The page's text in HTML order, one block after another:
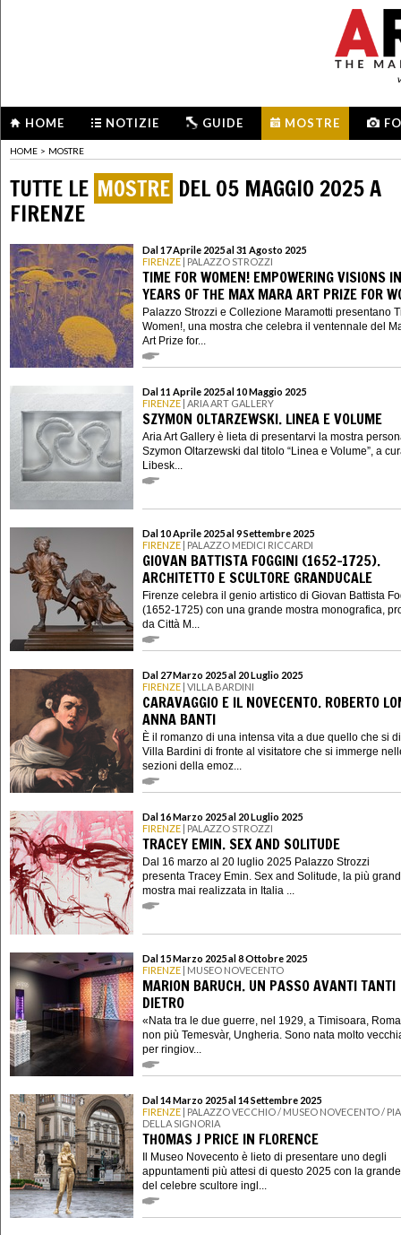
HOME NOTIZIE GUIDE MOSTRE
HOME > MOSTRE
TUTTE LE MOSTRE DEL 05 MAGGIO 2025 A
FIRENZE
Dal 17 Aprile 2025 al 31 Agosto 2025
FIRENZE | PALAZZO STROZZI
TIME FOR WOMEN! EMPOWERING VISIONS
YEARS OF THE MAX MARA ART PRIZE FOR
Palazzo Strozzi e Collezione Maramotti presentano
Women!, una mostra che celebra il ventennale del
Art Prize for...
Dal 11 Aprile 2025 al 10 Maggio 2025
FIRENZE | ARIA ART GALLERY
SZYMON OLTARZEWSKI. LINEA E VOLUME
Aria Art Gallery è lieta di presentarvi la mostra
Szymon Oltarzewski dal titolo “Linea e Volume”, a
Libesk...
Dal 10 Aprile 2025 al 9 Settembre 2025
FIRENZE | PALAZZO MEDICI RICCARDI
GIOVAN BATTISTA FOGGINI (1652-1725).
ARCHITETTO E SCULTORE GRANDUCALE
Firenze celebra il genio artistico di Giovan Battista
(1652-1725) con una grande mostra monografica,
da Città M...
Dal 27 Marzo 2025 al 20 Luglio 2025
FIRENZE | VILLA BARDINI
CARAVAGGIO E IL NOVECENTO. ROBERTO
ANNA BANTI
È il romanzo di una intensa vita a due quello che si
Villa Bardini di fronte al visitatore che si immerge
sezioni della emoz...
Dal 16 Marzo 2025 al 20 Luglio 2025
FIRENZE | PALAZZO STROZZI
TRACEY EMIN. SEX AND SOLITUDE
Dal 16 marzo al 20 luglio 2025 Palazzo Strozzi
presenta Tracey Emin. Sex and Solitude, la più
mostra mai realizzata in Italia ...
Dal 15 Marzo 2025 al 8 Ottobre 2025
FIRENZE | MUSEO NOVECENTO
MARION BARUCH. UN PASSO AVANTI TANTI
DIETRO
«Nata tra le due guerre, nel 1929, a Timisoara,
non più Temesvàr, Ungheria. Sono nata molto
per ringiov...
Dal 14 Marzo 2025 al 14 Settembre 2025
FIRENZE | PALAZZO VECCHIO / MUSEO NOVECENTO /
DELLA SIGNORIA
THOMAS J PRICE IN FLORENCE
Il Museo Novecento è lieto di presentare uno degli
appuntamenti più attesi di questo 2025 con la
del celebre scultore ingl...